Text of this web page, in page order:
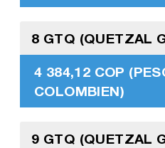
8 GTQ (QUETZAL
4 384,12 COP
COLOMBIEN)
9 GTQ (QUETZAL